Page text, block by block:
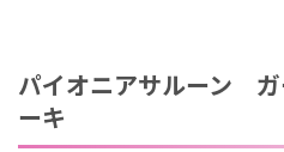
パイオニアサルーン ガ
ーキ